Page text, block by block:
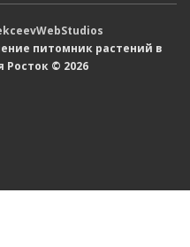
питомник растений в
© 2026